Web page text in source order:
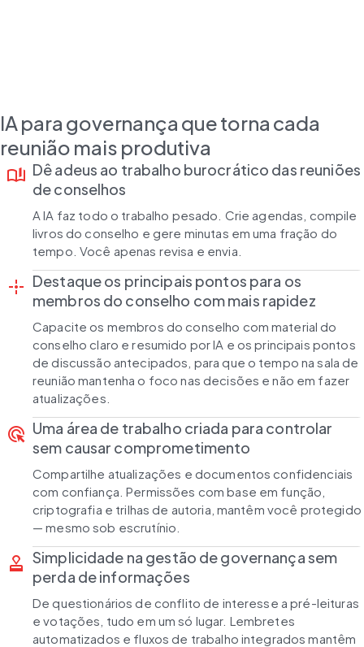
IA para governança que torna cada
reunião mais produtiva
book_ribbon Dê adeus ao trabalho burocrático das reuniões
de conselhos
A IA faz todo o trabalho pesado. Crie agendas, compile
livros do conselho e gere minutas em uma fração do
tempo. Você apenas revisa e envia.
point_scan Destaque os principais pontos para os
membros do conselho com mais rapidez
Capacite os membros do conselho com material do
conselho claro e resumido por IA e os principais pontos
de discussão antecipados, para que o tempo na sala de
reunião mantenha o foco nas decisões e não em fazer
atualizações.
ads_click Uma área de trabalho criada para controlar
sem causar comprometimento
Compartilhe atualizações e documentos confidenciais
com confiança. Permissões com base em função,
criptografia e trilhas de autoria, mantêm você protegido
— mesmo sob escrutínio.
approval Simplicidade na gestão de governança sem
perda de informações
De questionários de conflito de interesse a pré-leituras
e votações, tudo em um só lugar. Lembretes
automatizados e fluxos de trabalho integrados mantêm